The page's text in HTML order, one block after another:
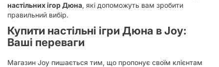
настільних ігор Дюна, які допоможуть вам зробити
правильний вибір.
Купити настільні ігри Дюна в Joy:
Ваші переваги
Магазин Joy пишається тим, що пропонує своїм клієнтам